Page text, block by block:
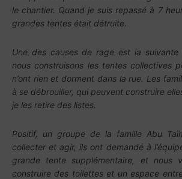
le chantier. Quand je suis repassé à 7
grandes tentes était détruite.
Une des causes de rage est la
nous construisons les tentes collectives
n’ont rien et dorment dans la rue. Les
à se débrouiller, qui peuvent construire
je les retire des listes.
Positif, un groupe de la famille Abu
collecter et agir, ils ont demandé à
grande tente supplémentaire, et nous
construire des toilettes et un espace